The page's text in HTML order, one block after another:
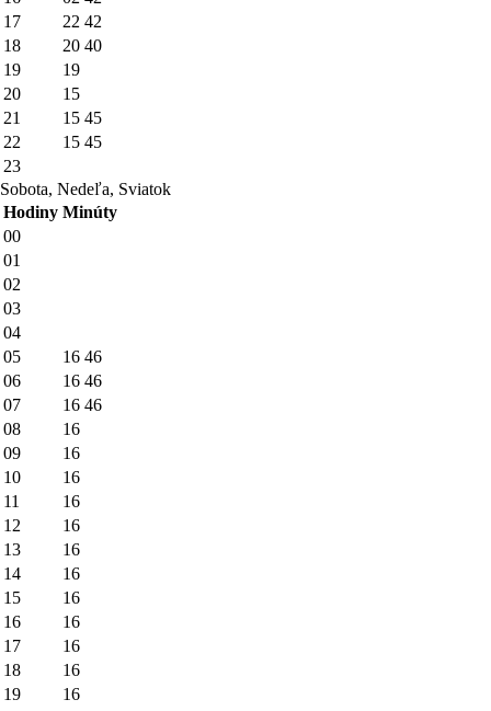
17
22 42
18
20 40
19
19
20
15
21
15 45
22
15 45
23
Sobota, Nedeľa, Sviatok
Hodiny Minúty
00
01
02
03
04
05
16 46
06
16 46
07
16 46
08
16
09
16
10
16
11
16
12
16
13
16
14
16
15
16
16
16
17
16
18
16
19
16